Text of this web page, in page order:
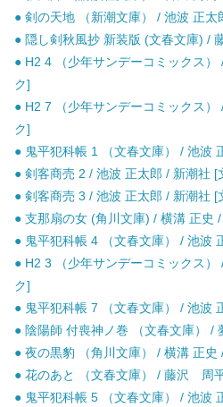
● 剣の天地 （新潮文庫） / 池波 正太
● 隠し剣秋風抄 新装版 (文春文庫) /
● H2 4 （少年サンデーコミックス
ク]
● H2 7 （少年サンデーコミックス
ク]
● 鬼平犯科帳 1 （文春文庫） / 池波
● 剣客商売 2 / 池波 正太郎 / 新潮社 [
● 剣客商売 3 / 池波 正太郎 / 新潮社 [
● 支那扇の女 (角川文庫) / 横溝 正史 /
● 鬼平犯科帳 4 （文春文庫） / 池波
● H2 3 （少年サンデーコミックス
ク]
● 鬼平犯科帳 7 （文春文庫） / 池波
● 陰陽師 付喪神ノ巻 （文春文庫） /
● 夜の黒豹 （角川文庫） / 横溝 正史
● 花のあと （文春文庫） / 藤沢 周
● 鬼平犯科帳 5 （文春文庫） / 池波